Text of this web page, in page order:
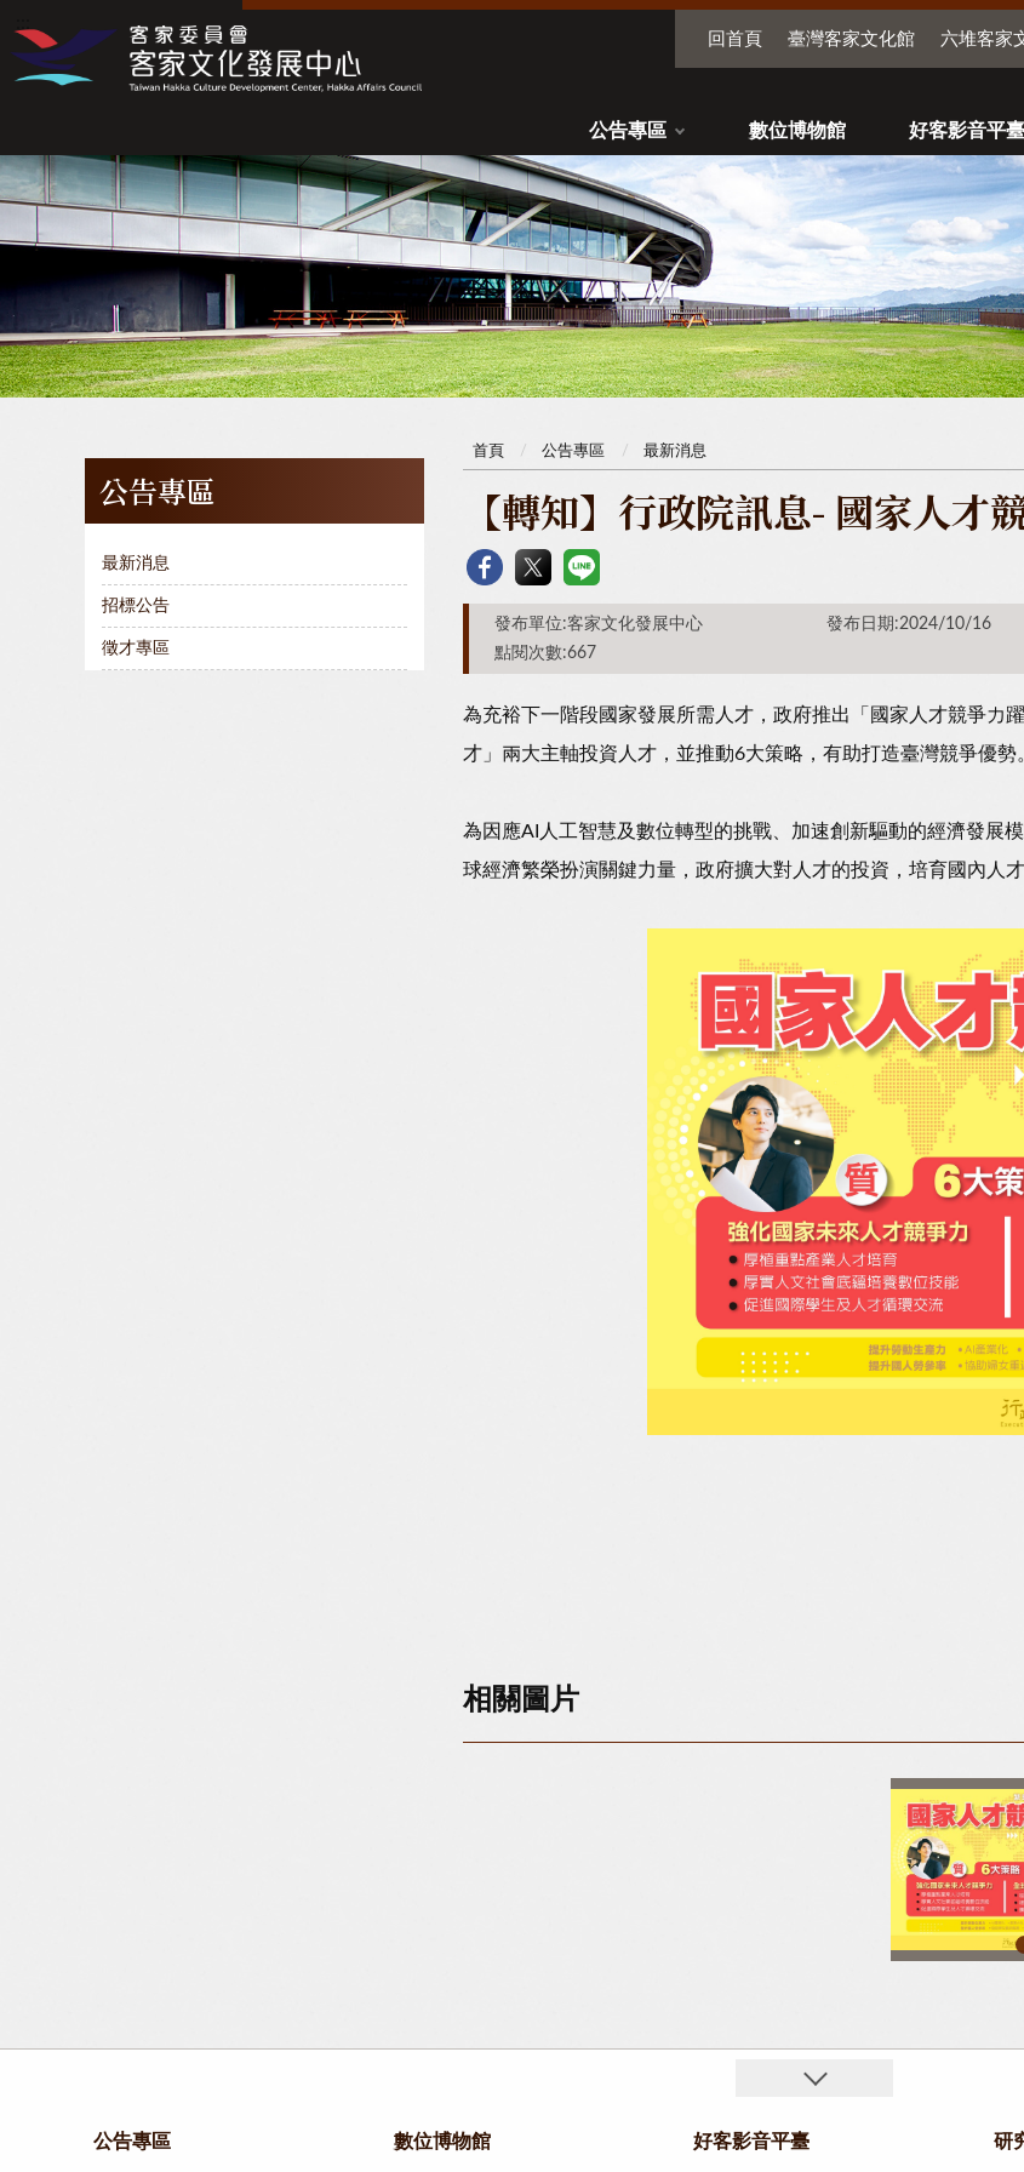
回首頁 臺灣客家文化館 六堆客家
公告專區 數位博物館 好客影音平臺
公告專區
最新消息
招標公告
徵才專區
首頁 公告專區 最新消息
【轉知】行政院訊息- 國家人才
發布單位:客家文化發展中心 發布日期:2024/10/16
點閱次數:667
為充裕下一階段國家發展所需人才，政府推出「國家人才競爭力
才」兩大主軸投資人才，並推動6大策略，有助打造臺灣競爭優勢
為因應AI人工智慧及數位轉型的挑戰、加速創新驅動的經濟發展
球經濟繁榮扮演關鍵力量，政府擴大對人才的投資，培育國內人
相關圖片
公告專區 數位博物館 好客影音平臺 研